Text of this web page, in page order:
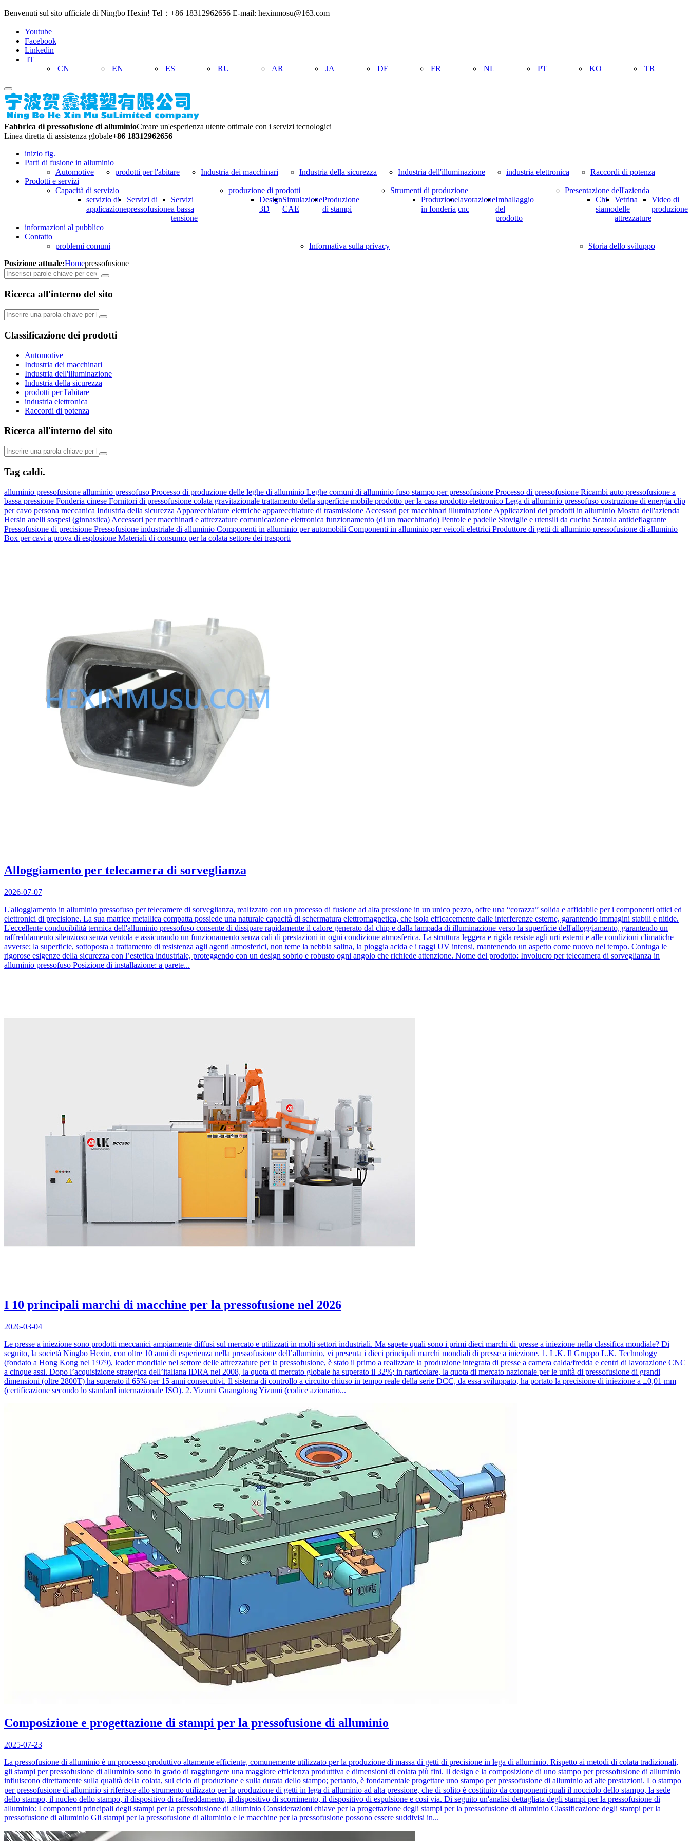
Benvenuti sul sito ufficiale di Ningbo Hexin! Tel：+86 18312962656 E-mail: hexinmosu@163.com
Youtube
Facebook
Linkedin
IT
CN
EN ES RU AR JA DE FR NL PT KO TR
Fabbrica di pressofusione di alluminioCreare un'esperienza utente ottimale con i servizi tecnologici
Linea diretta di assistenza globale+86 18312962656
inizio fig.
Parti di fusione in alluminio
Automotive
prodotti per l'abitare Industria dei macchinari Industria della sicurezza Industria dell'illuminazione industria elettronica
Raccordi di potenza
Prodotti e servizi
Capacità di servizio
servizio di
applicazione
Servizi di
pressofusione
Servizi
a bassa
tensione
produzione di prodotti
Design
3D
Simulazione
CAE
Produzione
di stampi
Strumenti di produzione
Produzione
in fonderia
lavorazione
cnc
Imballaggio
del
prodotto
Presentazione dell'azienda
Chi
siamo
Vetrina
delle
attrezzature
Video di
produzione
informazioni al pubblico
Contatto
problemi comuni
Informativa sulla privacy
Storia dello sviluppo
Posizione attuale:Homepressofusione
Ricerca all'interno del sito
Classificazione dei prodotti
Automotive
Industria dei macchinari
Industria dell'illuminazione
Industria della sicurezza
prodotti per l'abitare
industria elettronica
Raccordi di potenza
Ricerca all'interno del sito
Tag caldi.
alluminio pressofusione alluminio pressofuso Processo di produzione delle leghe di alluminio Leghe comuni di alluminio fuso stampo per pressofusione Processo di pressofusione Ricambi auto pressofusione a
bassa pressione Fonderia cinese Fornitori di pressofusione colata gravitazionale trattamento della superficie mobile prodotto per la casa prodotto elettronico Lega di alluminio pressofuso costruzione di energia clip
per cavo persona meccanica Industria della sicurezza Apparecchiature elettriche apparecchiature di trasmissione Accessori per macchinari illuminazione Applicazioni dei prodotti in alluminio Mostra dell'azienda
Hersin anelli sospesi (ginnastica) Accessori per macchinari e attrezzature comunicazione elettronica funzionamento (di un macchinario) Pentole e padelle Stoviglie e utensili da cucina Scatola antideflagrante
Pressofusione di precisione Pressofusione industriale di alluminio Componenti in alluminio per automobili Componenti in alluminio per veicoli elettrici Produttore di getti di alluminio pressofusione di alluminio
Box per cavi a prova di esplosione Materiali di consumo per la colata settore dei trasporti
Alloggiamento per telecamera di sorveglianza
2026-07-07
L'alloggiamento in alluminio pressofuso per telecamere di sorveglianza, realizzato con un processo di fusione ad alta pressione in un unico pezzo, offre una “corazza” solida e affidabile per i componenti ottici ed
elettronici di precisione. La sua matrice metallica compatta possiede una naturale capacità di schermatura elettromagnetica, che isola efficacemente dalle interferenze esterne, garantendo immagini stabili e nitide.
L'eccellente conducibilità termica dell'alluminio pressofuso consente di dissipare rapidamente il calore generato dal chip e dalla lampada di illuminazione verso la superficie dell'alloggiamento, garantendo un
raffreddamento silenzioso senza ventola e assicurando un funzionamento senza cali di prestazioni in ogni condizione atmosferica. La struttura leggera e rigida resiste agli urti esterni e alle condizioni climatiche
avverse; la superficie, sottoposta a trattamento di resistenza agli agenti atmosferici, non teme la nebbia salina, la pioggia acida e i raggi UV intensi, mantenendo un aspetto come nuovo nel tempo. Coniuga le
rigorose esigenze della sicurezza con l’estetica industriale, proteggendo con un design sobrio e robusto ogni angolo che richiede attenzione. Nome del prodotto: Involucro per telecamera di sorveglianza in
alluminio pressofuso Posizione di installazione: a parete...
I 10 principali marchi di macchine per la pressofusione nel 2026
2026-03-04
Le presse a iniezione sono prodotti meccanici ampiamente diffusi sul mercato e utilizzati in molti settori industriali. Ma sapete quali sono i primi dieci marchi di presse a iniezione nella classifica mondiale? Di
seguito, la società Ningbo Hexin, con oltre 10 anni di esperienza nella pressofusione dell’alluminio, vi presenta i dieci principali marchi mondiali di presse a iniezione. 1. L.K. Il Gruppo L.K. Technology
(fondato a Hong Kong nel 1979), leader mondiale nel settore delle attrezzature per la pressofusione, è stato il primo a realizzare la produzione integrata di presse a camera calda/fredda e centri di lavorazione CNC
a cinque assi. Dopo l’acquisizione strategica dell’italiana IDRA nel 2008, la quota di mercato globale ha superato il 32%; in particolare, la quota di mercato nazionale per le unità di pressofusione di grandi
dimensioni (oltre 2800T) ha superato il 65% per 15 anni consecutivi. Il sistema di controllo a circuito chiuso in tempo reale della serie DCC, da essa sviluppato, ha portato la precisione di iniezione a ±0,01 mm
(certificazione secondo lo standard internazionale ISO). 2. Yizumi Guangdong Yizumi (codice azionario...
Composizione e progettazione di stampi per la pressofusione di alluminio
2025-07-23
La pressofusione di alluminio è un processo produttivo altamente efficiente, comunemente utilizzato per la produzione di massa di getti di precisione in lega di alluminio. Rispetto ai metodi di colata tradizionali,
gli stampi per pressofusione di alluminio sono in grado di raggiungere una maggiore efficienza produttiva e dimensioni di colata più fini. Il design e la composizione di uno stampo per pressofusione di alluminio
influiscono direttamente sulla qualità della colata, sul ciclo di produzione e sulla durata dello stampo; pertanto, è fondamentale progettare uno stampo per pressofusione di alluminio ad alte prestazioni. Lo stampo
per pressofusione di alluminio si riferisce allo strumento utilizzato per la produzione di getti in lega di alluminio ad alta pressione, che di solito è costituito da componenti quali il nocciolo dello stampo, la sede
dello stampo, il nucleo dello stampo, il dispositivo di raffreddamento, il dispositivo di scorrimento, il dispositivo di espulsione e così via. Di seguito un'analisi dettagliata degli stampi per la pressofusione di
alluminio: I componenti principali degli stampi per la pressofusione di alluminio Considerazioni chiave per la progettazione degli stampi per la pressofusione di alluminio Classificazione degli stampi per la
pressofusione di alluminio Gli stampi per la pressofusione di alluminio e le macchine per la pressofusione possono essere suddivisi in...